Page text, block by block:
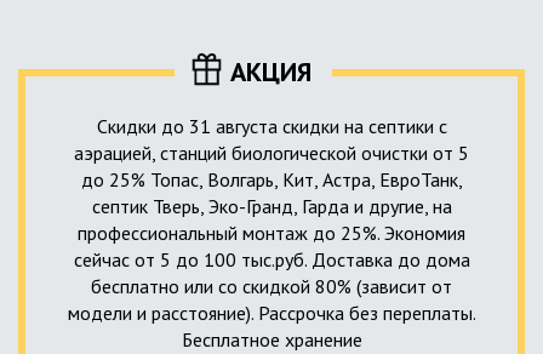
АКЦИЯ
Скидки до 31 августа скидки на септики с
аэрацией, станций биологической очистки от 5
до 25% Топас, Волгарь, Кит, Астра, ЕвроТанк,
септик Тверь, Эко-Гранд, Гарда и другие, на
профессиональный монтаж до 25%. Экономия
сейчас от 5 до 100 тыс.руб. Доставка до дома
бесплатно или со скидкой 80% (зависит от
модели и расстояние). Рассрочка без переплаты.
Бесплатное хранение